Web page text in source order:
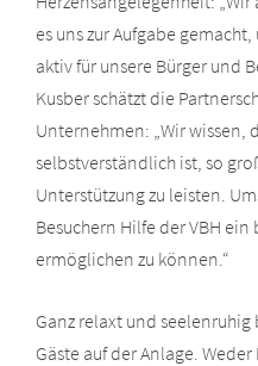
es uns zur Aufgabe
aktiv für unsere Bürger und
Kusber schätzt die
Unternehmen: „Wir wissen,
selbstverständlich ist, so
Unterstützung zu leisten.
Besuchern Hilfe der VBH
ermöglichen zu können.“
Ganz relaxt und
Gäste auf der Anlage.